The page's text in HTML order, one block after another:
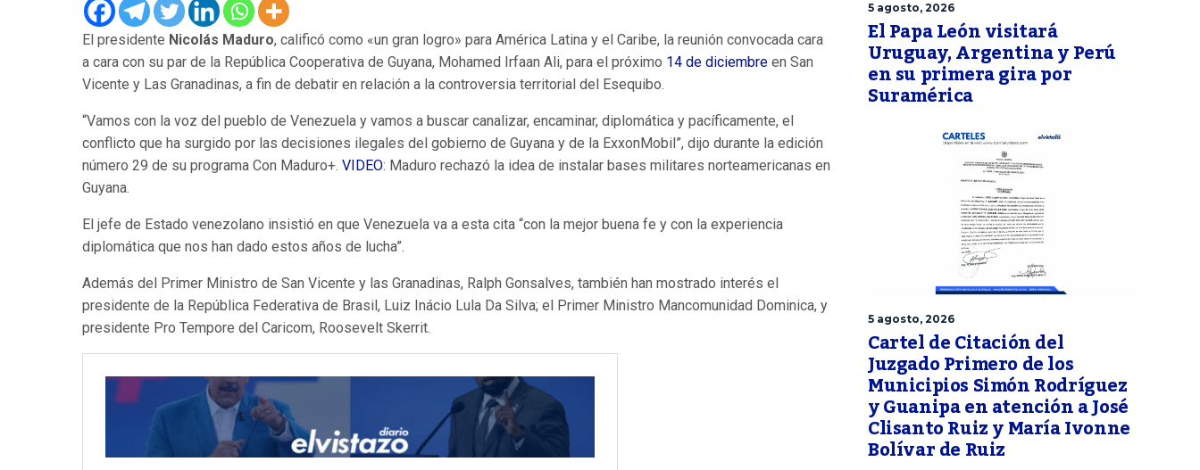
El presidente Nicolás Maduro, calificó como «un gran logro» para América Latina y el Caribe, la reunión convocada cara
a cara con su par de la República Cooperativa de Guyana, Mohamed Irfaan Ali, para el próximo 14 de diciembre en San
Vicente y Las Granadinas, a fin de debatir en relación a la controversia territorial del Esequibo.
“Vamos con la voz del pueblo de Venezuela y vamos a buscar canalizar, encaminar, diplomática y pacíficamente, el
conflicto que ha surgido por las decisiones ilegales del gobierno de Guyana y de la ExxonMobil”, dijo durante la edición
número 29 de su programa Con Maduro+. VIDEO: Maduro rechazó la idea de instalar bases militares norteamericanas en
Guyana.
El jefe de Estado venezolano insistió en que Venezuela va a esta cita “con la mejor buena fe y con la experiencia
diplomática que nos han dado estos años de lucha”.
Además del Primer Ministro de San Vicente y las Granadinas, Ralph Gonsalves, también han mostrado interés el
presidente de la República Federativa de Brasil, Luiz Inácio Lula Da Silva; el Primer Ministro Mancomunidad Dominica, y
presidente Pro Tempore del Caricom, Roosevelt Skerrit.
5 agosto, 2026
El Papa León visitará
Uruguay, Argentina y Perú
en su primera gira por
Suramérica
5 agosto, 2026
Cartel de Citación del
Juzgado Primero de los
Municipios Simón Rodríguez
y Guanipa en atención a José
Clisanto Ruiz y María Ivonne
Bolívar de Ruiz